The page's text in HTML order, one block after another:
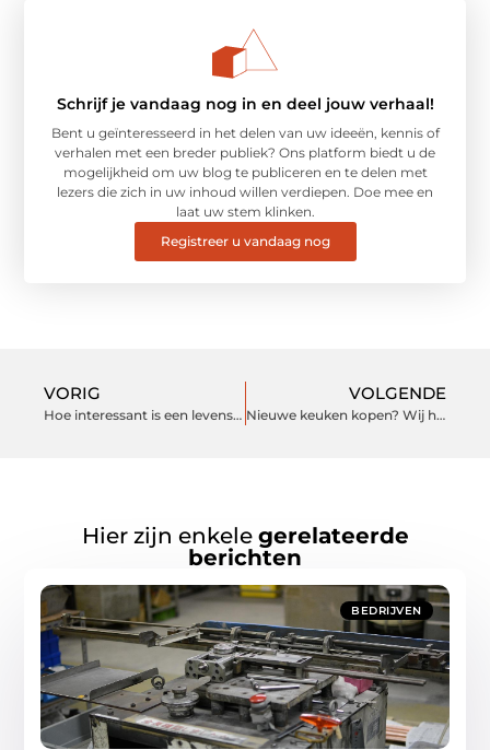
Schrijf je vandaag nog in en deel jouw verhaal!
Bent u geïnteresseerd in het delen van uw ideeën, kennis of
verhalen met een breder publiek? Ons platform biedt u de
mogelijkheid om uw blog te publiceren en te delen met
lezers die zich in uw inhoud willen verdiepen. Doe mee en
laat uw stem klinken.
Registreer u vandaag nog
VORIG
Hoe interessant is een levenstestament?
VOLGENDE
Nieuwe keuken kopen? Wij hebben 4 tips voor je
Hier zijn enkele gerelateerde
berichten
BEDRIJVEN